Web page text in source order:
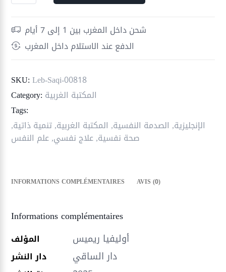
خطوات
للتعامل
مع
النفسية
شحن داخل المغرب بين 1 إلى 7 أيام
الدفع عند الاستلام داخل المغرب
SKU: Leb-Saqi-00818
Category: المكتبة الغربية
Tags:
الإنجليزية, الصدمة النفسية, المكتبة الغربية,تنمية ذاتية,
صحة نفسية,علاج نفسي,علم النفس
INFORMATIONS COMPLÉMENTAIRES AVIS (0)
Informations complémentaires
المؤلف أوليفيا ريميس
دار النشر دار الساقي